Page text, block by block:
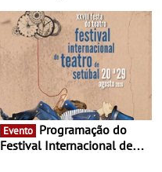
Atum - Concerto
performance na MAAT
Gallery a 3 de Setembro,
Evento
Festival Internacional de